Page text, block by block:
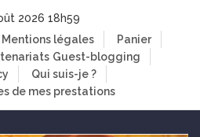
2026 18h59
Mentions légales
Panier
Guest-blogging
Qui suis-je ?
de mes prestations